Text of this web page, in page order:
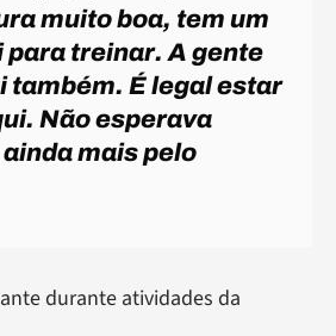
muito boa, tem um
para treinar. A gente
também. É legal estar
Não esperava
mais pelo
durante atividades da